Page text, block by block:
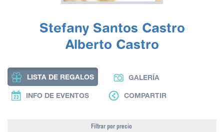
Stefany Santos Castro
Alberto Castro
LISTA DE REGALOS GALERÍA
INFO DE EVENTOS COMPARTIR
Filtrar por precio